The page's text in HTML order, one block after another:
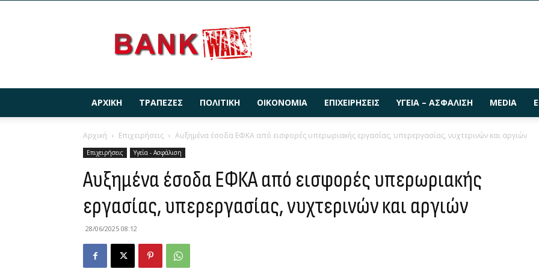
ΑΡΧΙΚΉ ΤΡΆΠΕΖΕΣ ΠΟΛΙΤΙΚΉ ΟΙΚΟΝΟΜΊΑ ΕΠΙΧΕΙΡΉΣΕΙΣ ΥΓΕΊΑ – ΑΣΦΆΛΙΣΗ MEDIA
Αρχική Επιχειρήσεις Αυξημένα έσοδα ΕΦΚΑ από εισφορές υπερωριακής εργασίας, υπερεργασίας, νυχτερινών και αργιών
Επιχειρήσεις Υγεία - Ασφάλιση
Αυξημένα έσοδα ΕΦΚΑ από εισφορές υπερωριακής
εργασίας, υπερεργασίας, νυχτερινών και αργιών
28/06/2025 08:12